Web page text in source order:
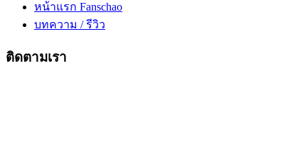
หน้าแรก Fanschao
บทความ / รีวิว
ติดตามเรา